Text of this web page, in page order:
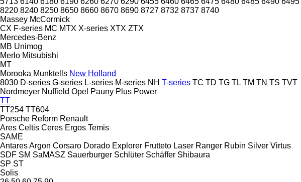
8220 8240 8250 8650 8660 8670 8690 8727 8732 8737 8740
Massey McCormick
CX F-series MC MTX X-series XTX ZTX
Mercedes-Benz
MB Unimog
Merlo Mitsubishi
MT
Morooka Munktells New Holland
8030 D-series G-series L-series M-series NH T-series TC TD TG TL TM TN TS TVT
Nordmeyer Nuffield Opel Pauny Plus Power
TT
TT254 TT604
Porsche Reform Renault
Ares Celtis Ceres Ergos Temis
SAME
AntaresArgon Corsaro Dorado Explorer Frutteto Laser Ranger Rubin Silver Virtus
SDF SM SaMASZ Sauerburger Schlüter Schäffer Shibaura
SP ST
Solis